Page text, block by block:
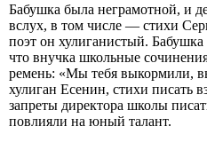
Бабушка была неграмотной, и
вслух, в том числе — стихи
поэт он хулиганистый. Бабушка
что внучка школьные
ремень: «Мы тебя выкормили,
хулиган Есенин, стихи писать
запреты директора школы
повлияли на юный талант.